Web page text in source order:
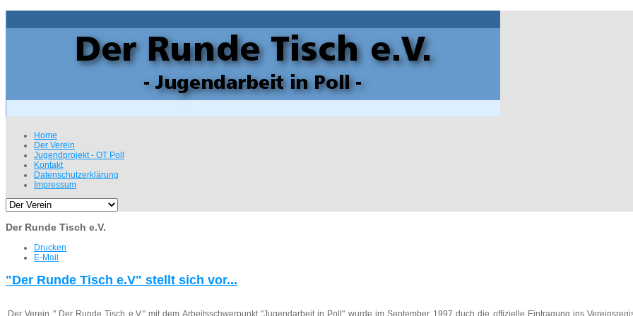
Home
Der Verein
Jugendprojekt - OT Poll
Kontakt
Datenschutzerklärung
Impressum
Der Runde Tisch e.V.
Drucken
E-Mail
"Der Runde Tisch e.V" stellt sich vor...
Der Verein " Der Runde Tisch e.V." mit dem Arbeitsschwerpunkt "Jugendarbeit in Poll" wurde im September 1997 duch die offizielle Eintragung ins